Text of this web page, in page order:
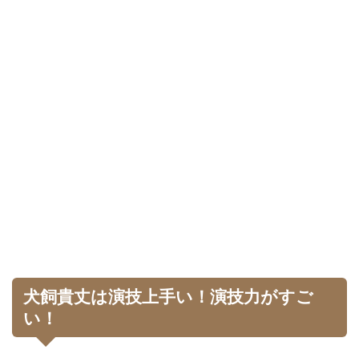
犬飼貴丈は演技上手い！演技力がすご
い！